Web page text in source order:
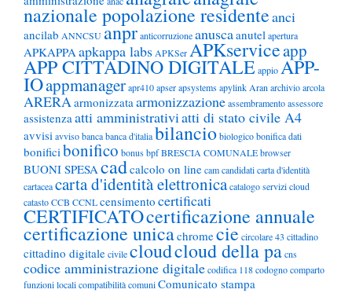
nazionale popolazione residenteanci
ancilab ANNCSUanpranticorruzioneanuscaanutelapertura
APKAPPAapkappa labs APKSerAPKserviceapp
APP CITTADINO DIGITALEappioAPP-
IOappmanagerapr410apserapsystemsapylink Aran archivioarcola
ARERAarmonizzataarmonizzazioneassembramentoassessore
assistenzaatti amministrativiatti di stato civile A4
avvisiavvisobancabanca d'italiabilanciobiologicobonifica dati
bonificibonifico bonusbpfBRESCIA COMUNALEbrowser
BUONI SPESAcadcalcolo on linecamcandidaticarta d'identità
cartaceacarta d'identità elettronicacatalogo servizi cloud
catastoCCB CCNLcensimento certificati
CERTIFICATOcertificazione annuale
certificazione unicachromecie circolare 43 cittadino
cittadino digitalecivilecloudcloud della pacns
codice amministrazione digitalecodifica 118codognocomparto
funzioni localicompatibilitàcomuniComunicato stampa